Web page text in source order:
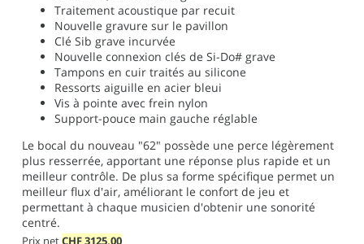
Traitement acoustique par recuit
Nouvelle gravure sur le pavillon
Clé Sib grave incurvée
Nouvelle connexion clés de Si-Do# grave
Tampons en cuir traités au silicone
Ressorts aiguille en acier bleui
Vis à pointe avec frein nylon
Support-pouce main gauche réglable
Le bocal du nouveau "62" possède une perce légèrement
plus resserrée, apportant une réponse plus rapide et un
meilleur contrôle. De plus sa forme spécifique permet un
meilleur flux d'air, améliorant le confort de jeu et
permettant à chaque musicien d'obtenir une sonorité
centré.
Prix netCHF3125,00